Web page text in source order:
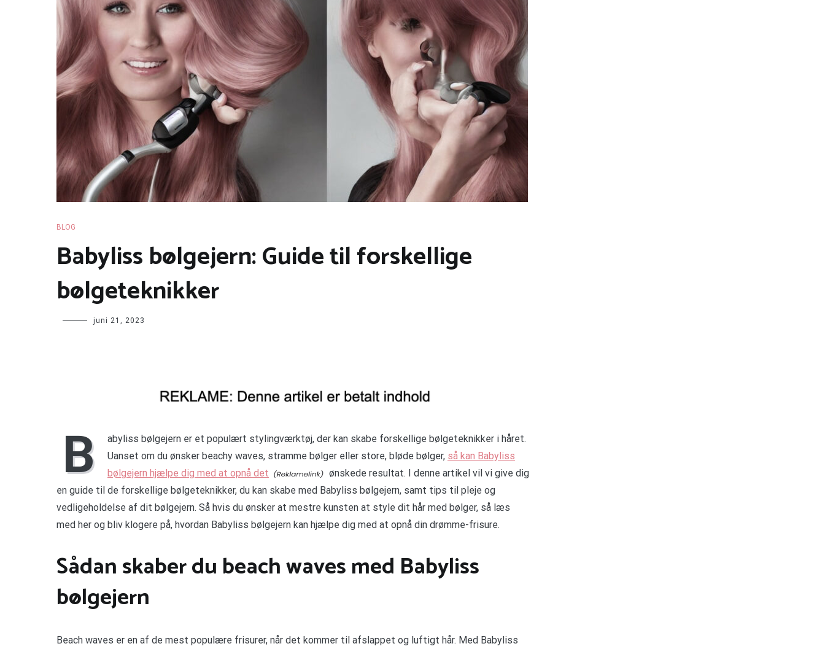
BLOG
Babyliss bølgejern: Guide til forskellige
bølgeteknikker
juni 21, 2023
B
abyliss bølgejern er et populært stylingværktøj, der kan skabe forskellige bølgeteknikker i håret.
Uanset om du ønsker beachy waves, stramme bølger eller store, bløde bølger, så kan Babyliss
bølgejern hjælpe dig med at opnå det
ønskede resultat. I denne artikel vil vi give dig
en guide til de forskellige bølgeteknikker, du kan skabe med Babyliss bølgejern, samt tips til pleje og
vedligeholdelse af dit bølgejern. Så hvis du ønsker at mestre kunsten at style dit hår med bølger, så læs
med her og bliv klogere på, hvordan Babyliss bølgejern kan hjælpe dig med at opnå din drømme-frisure.
Sådan skaber du beach waves med Babyliss
bølgejern
Beach waves er en af de mest populære frisurer, når det kommer til afslappet og luftigt hår. Med Babyliss